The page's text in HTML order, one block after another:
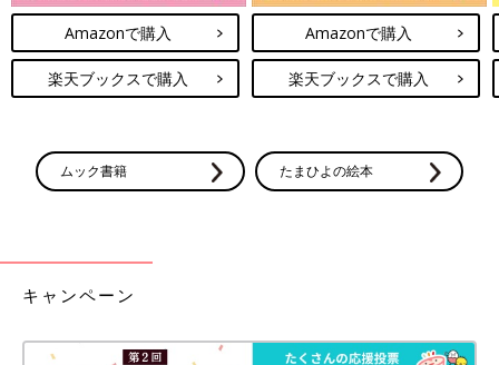
Amazonで購入
楽天ブックスで購入
Amazonで購入
楽天ブックスで購入
ムック書籍 たまひよの絵本
キャンペーン